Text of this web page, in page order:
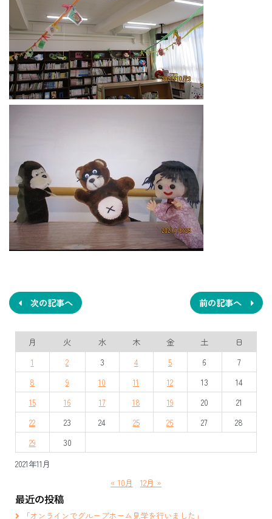
稿
ナ
ビ
ゲ
ー
シ
ョ
ン
前の記事へ
次の記事へ
2021年11月
月 火 水 木 金 土
日
1
2 3 4 5 6
7
8
9 10 11 12 13
14
15
16 17 18 19 20
21
22
23 24 25 26 27
28
29
30
« 10月 12月 »
最近の投稿
「オンラインでグループホーム見学を行いました」